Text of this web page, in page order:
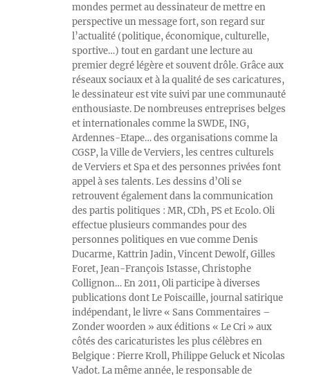
mondes permet au dessinateur de mettre en
perspective un message fort, son regard sur
l’actualité (politique, économique, culturelle,
sportive…) tout en gardant une lecture au
premier degré légère et souvent drôle. Grâce aux
réseaux sociaux et à la qualité de ses caricatures,
le dessinateur est vite suivi par une communauté
enthousiaste. De nombreuses entreprises belges
et internationales comme la SWDE, ING,
Ardennes-Etape… des organisations comme la
CGSP, la Ville de Verviers, les centres culturels
de Verviers et Spa et des personnes privées font
appel à ses talents. Les dessins d’Oli se
retrouvent également dans la communication
des partis politiques : MR, CDh, PS et Ecolo. Oli
effectue plusieurs commandes pour des
personnes politiques en vue comme Denis
Ducarme, Kattrin Jadin, Vincent Dewolf, Gilles
Foret, Jean-François Istasse, Christophe
Collignon… En 2011, Oli participe à diverses
publications dont Le Poiscaille, journal satirique
indépendant, le livre « Sans Commentaires –
Zonder woorden » aux éditions « Le Cri » aux
côtés des caricaturistes les plus célèbres en
Belgique : Pierre Kroll, Philippe Geluck et Nicolas
Vadot. La même année, le responsable de